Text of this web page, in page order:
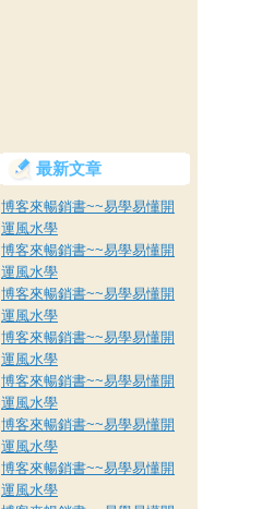
最新文章
博客來暢銷書~~易學易懂開
運風水學
博客來暢銷書~~易學易懂開
運風水學
博客來暢銷書~~易學易懂開
運風水學
博客來暢銷書~~易學易懂開
運風水學
博客來暢銷書~~易學易懂開
運風水學
博客來暢銷書~~易學易懂開
運風水學
博客來暢銷書~~易學易懂開
運風水學